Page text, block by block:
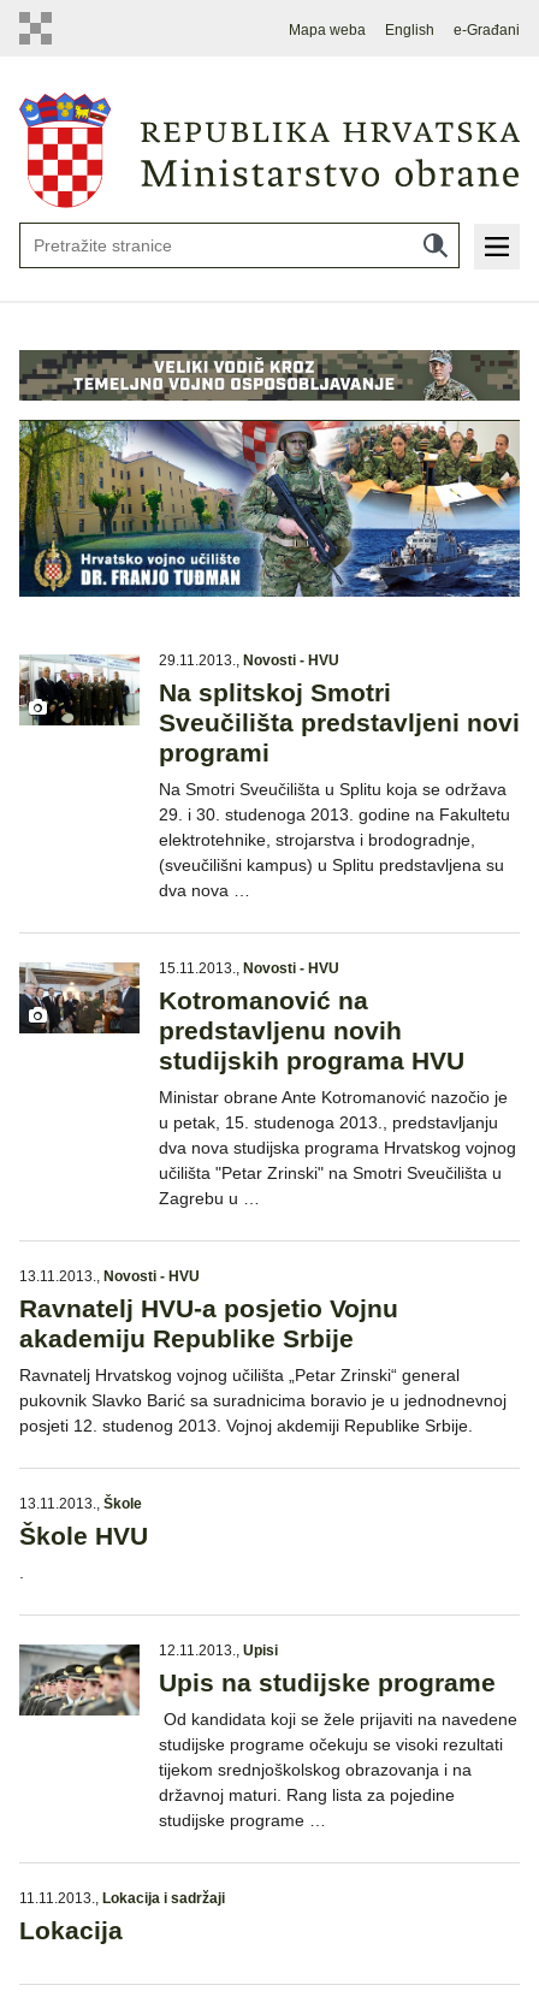
Mapa weba English e-Građani
29.11.2013., Novosti - HVU
Na splitskoj Smotri
Sveučilišta predstavljeni novi
programi
Na Smotri Sveučilišta u Splitu koja se održava
29. i 30. studenoga 2013. godine na Fakultetu
elektrotehnike, strojarstva i brodogradnje,
(sveučilišni kampus) u Splitu predstavljena su
dva nova …
15.11.2013., Novosti - HVU
Kotromanović na
predstavljenu novih
studijskih programa HVU
Ministar obrane Ante Kotromanović nazočio je
u petak, 15. studenoga 2013., predstavljanju
dva nova studijska programa Hrvatskog vojnog
učilišta "Petar Zrinski" na Smotri Sveučilišta u
Zagrebu u …
13.11.2013., Novosti - HVU
Ravnatelj HVU-a posjetio Vojnu
akademiju Republike Srbije
Ravnatelj Hrvatskog vojnog učilišta „Petar Zrinski“ general
pukovnik Slavko Barić sa suradnicima boravio je u jednodnevnoj
posjeti 12. studenog 2013. Vojnoj akdemiji Republike Srbije.
13.11.2013., Škole
Škole HVU
12.11.2013., Upisi
Upis na studijske programe
Od kandidata koji se žele prijaviti na navedene
studijske programe očekuju se visoki rezultati
tijekom srednjoškolskog obrazovanja i na
državnoj maturi. Rang lista za pojedine
studijske programe …
11.11.2013., Lokacija i sadržaji
Lokacija